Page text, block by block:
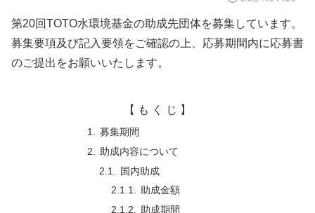
第20回TOTO水環境基金の助成先団体を募集しています。
募集要項及び記入要領をご確認の上、応募期間内に応募書
のご提出をお願いいたします。
【 も く じ 】
募集期間
助成内容について
国内助成
助成金額
助成期間